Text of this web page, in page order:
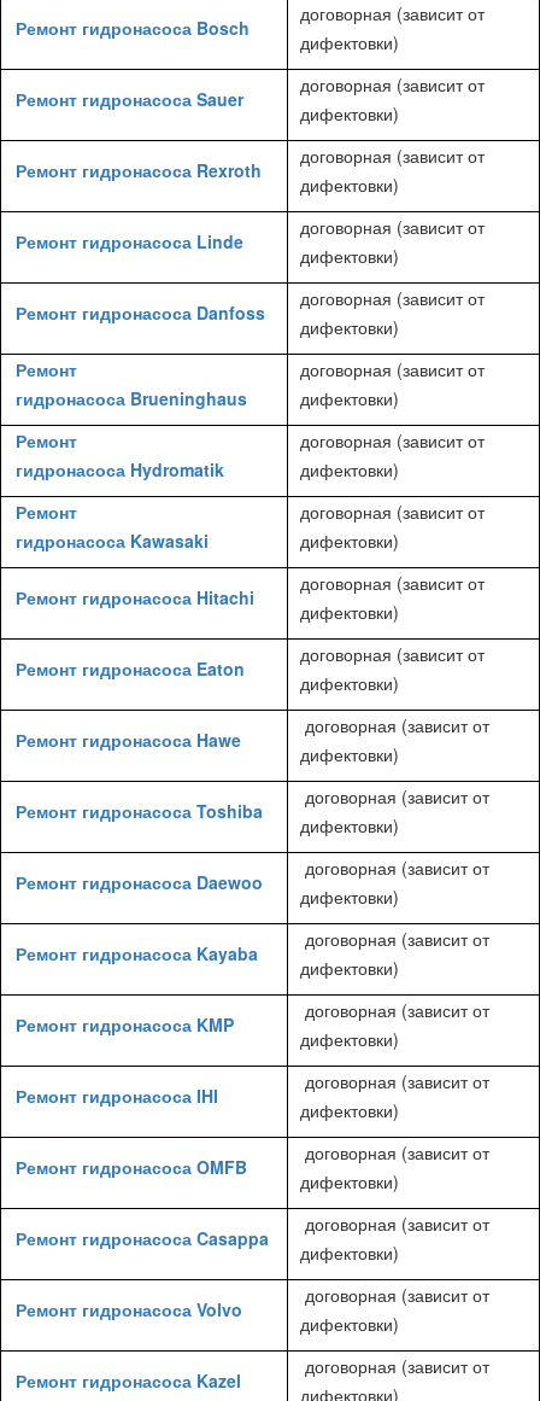
Ремонт гидронасоса Bosch
договорная (зависит от
дифектовки)
Ремонт гидронасоса Sauer
договорная (зависит от
дифектовки)
Ремонт гидронасоса Rexroth
договорная (зависит от
дифектовки)
Ремонт гидронасоса Linde
договорная (зависит от
дифектовки)
Ремонт гидронасоса Danfoss
договорная (зависит от
дифектовки)
Ремонт
гидронасоса Brueninghaus
договорная (зависит от
дифектовки)
Ремонт
гидронасоса Hydromatik
договорная (зависит от
дифектовки)
Ремонт
гидронасоса Kawasaki
договорная (зависит от
дифектовки)
Ремонт гидронасоса Hitachi
договорная (зависит от
дифектовки)
Ремонт гидронасоса Eaton
договорная (зависит от
дифектовки)
Ремонт гидронасоса Hawe
договорная (зависит от
дифектовки)
Ремонт гидронасоса Toshiba
договорная (зависит от
дифектовки)
Ремонт гидронасоса Daewoo
договорная (зависит от
дифектовки)
Ремонт гидронасоса Kayaba
договорная (зависит от
дифектовки)
Ремонт гидронасоса KMP
договорная (зависит от
дифектовки)
Ремонт гидронасоса IHI
договорная (зависит от
дифектовки)
Ремонт гидронасоса OMFB
договорная (зависит от
дифектовки)
Ремонт гидронасоса Casappa
договорная (зависит от
дифектовки)
Ремонт гидронасоса Volvo
договорная (зависит от
дифектовки)
Ремонт гидронасоса Kazel
договорная (зависит от
дифектовки)